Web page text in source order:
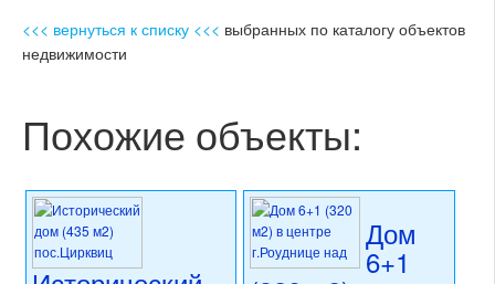
<<< вернуться к списку <<< выбранных по каталогу объектов
недвижимости
Похожие объекты:
Дом
6+1